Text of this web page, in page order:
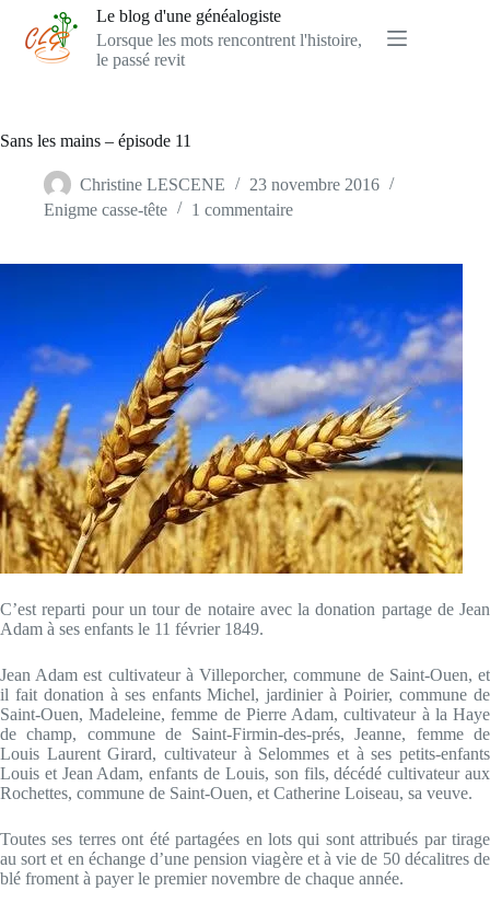
contenu
Le blog d'une généalogiste
Lorsque les mots rencontrent l'histoire,
le passé revit
Sans les mains – épisode 11
Christine LESCENE
23 novembre 2016
Enigme casse-tête
1 commentaire
C’est reparti pour un tour de notaire avec la donation partage de Jean
Adam à ses enfants le 11 février 1849.
Jean Adam est cultivateur à Villeporcher, commune de Saint-Ouen, et
il fait donation à ses enfants Michel, jardinier à Poirier, commune de
Saint-Ouen, Madeleine, femme de Pierre Adam, cultivateur à la Haye
de champ, commune de Saint-Firmin-des-prés, Jeanne, femme de
Louis Laurent Girard, cultivateur à Selommes et à ses petits-enfants
Louis et Jean Adam, enfants de Louis, son fils, décédé cultivateur aux
Rochettes, commune de Saint-Ouen, et Catherine Loiseau, sa veuve.
Toutes ses terres ont été partagées en lots qui sont attribués par tirage
au sort et en échange d’une pension viagère et à vie de 50 décalitres de
blé froment à payer le premier novembre de chaque année.